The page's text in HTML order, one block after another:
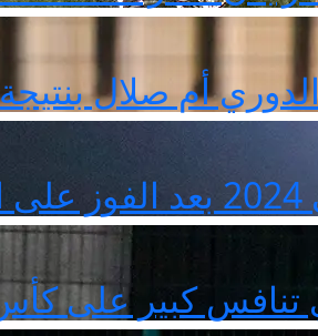
3 : 2 بختام مباريات
كبير على كأس